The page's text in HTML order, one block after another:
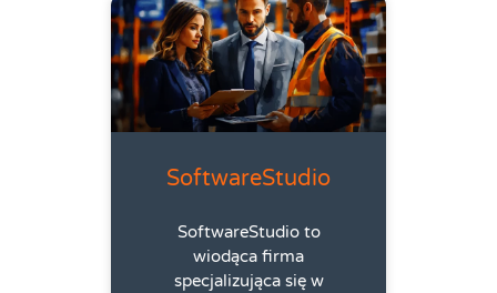
SoftwareStudio
SoftwareStudio to
wiodąca firma
specjalizująca się w